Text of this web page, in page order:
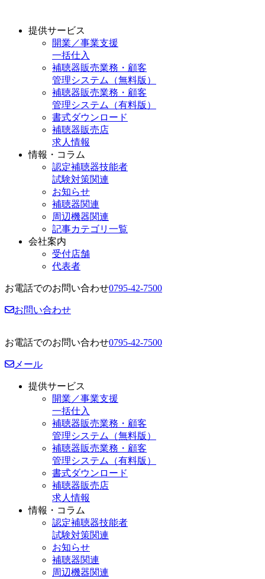
提供サービス
開業／事業支援
一括仕入
補聴器販売業務・顧客
管理システム（無料版）
補聴器販売業務・顧客
管理システム（有料版）
書式ダウンロード
補聴器販売店
求人情報
情報・コラム
認定補聴器技能者
試験対策関連
お知らせ
補聴器関連
周辺機器関連
記事カテゴリ一覧
会社案内
受付店舗
代表者
お電話でのお問い合わせ0795-42-7500
お問い合わせ
お電話でのお問い合わせ0795-42-7500
メール
提供サービス
開業／事業支援
一括仕入
補聴器販売業務・顧客
管理システム（無料版）
補聴器販売業務・顧客
管理システム（有料版）
書式ダウンロード
補聴器販売店
求人情報
情報・コラム
認定補聴器技能者
試験対策関連
お知らせ
補聴器関連
周辺機器関連